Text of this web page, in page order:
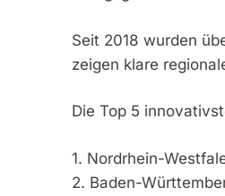
Seit 2018 wurden
zeigen klare
Die Top 5
1. Nordrhein-
2. Baden-